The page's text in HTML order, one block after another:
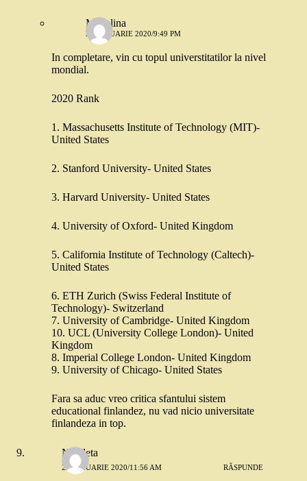
Madalina
22 IANUARIE 2020/9:49 PM
In completare, vin cu topul universtitatilor la nivel
mondial.
2020 Rank
1. Massachusetts Institute of Technology (MIT)-
United States
2. Stanford University- United States
3. Harvard University- United States
4. University of Oxford- United Kingdom
5. California Institute of Technology (Caltech)-
United States
6. ETH Zurich (Swiss Federal Institute of
Technology)- Switzerland
7. University of Cambridge- United Kingdom
10. UCL (University College London)- United
Kingdom
8. Imperial College London- United Kingdom
9. University of Chicago- United States
Fara sa aduc vreo critica sfantului sistem
educational finlandez, nu vad nicio universitate
finlandeza in top.
Nicoleta
22 IANUARIE 2020/11:56 AM RĂSPUNDE